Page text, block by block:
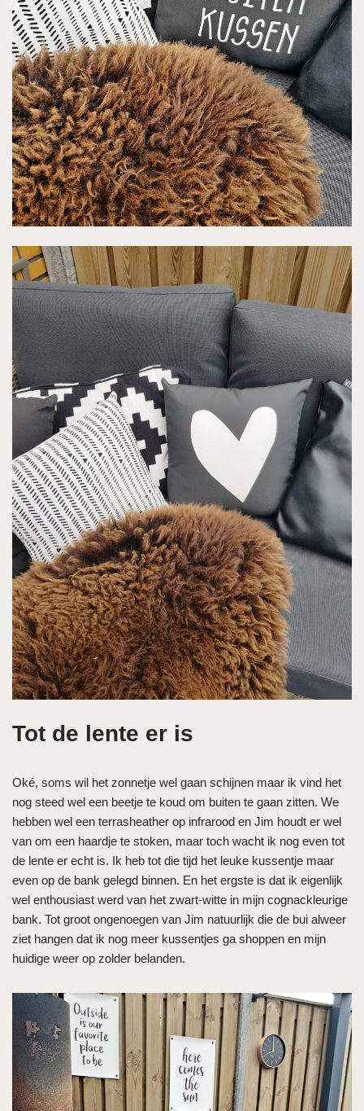
Tot de lente er is
Oké, soms wil het zonnetje wel gaan schijnen maar ik vind het
nog steed wel een beetje te koud om buiten te gaan zitten. We
hebben wel een terrasheather op infrarood en Jim houdt er wel
van om een haardje te stoken, maar toch wacht ik nog even tot
de lente er echt is. Ik heb tot die tijd het leuke kussentje maar
even op de bank gelegd binnen. En het ergste is dat ik eigenlijk
wel enthousiast werd van het zwart-witte in mijn cognackleurige
bank. Tot groot ongenoegen van Jim natuurlijk die de bui alweer
ziet hangen dat ik nog meer kussentjes ga shoppen en mijn
huidige weer op zolder belanden.